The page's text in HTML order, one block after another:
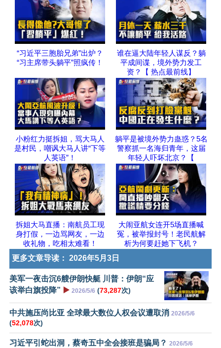
“习近平三胞胎兄弟”出炉？
“习主席带头躺平”照疯传！
谁在逼大陆年轻人谋反？躺
平成间谍，境外势力发工
资？【 热点最前线】
小粉红力挺拆姐，骂大马人
是村民，嘲讽大马人讲“下等
人英语”！
躺平是被境外势力蛊惑？5名
警察抓一名海归青年，这届
年轻人吓坏北京？【
拆姐大马直播：南航员工现
身打假，一边骂网友，一边
收礼物，吃相太难看！
大闹亚航女连开5场直播喊
冤，被举报封号！老民航解
析为何要赶她下飞机？
更多文章导读： 2026年5月3日
美军一夜击沉6艘伊朗快艇 川普：伊朗“应
该举白旗投降” ▶️ 2026/5/6 (73,287次)
中共施压尚比亚 全球最大数位人权会议遭取消 2026/5/6
(52,078次)
习近平引蛇出洞，蔡奇五中全会接班是骗局？ 2026/5/6